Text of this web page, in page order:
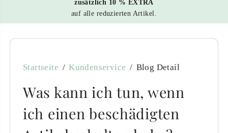
zusätzlich 10 % EXTRA
auf alle reduzierten Artikel.
Startseite Kundenservice Blog Detail
Was kann ich tun, wenn
ich einen beschädigten